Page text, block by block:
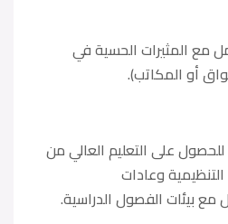
مع المثيرات الحسية في
أو المكاتب).
على التعليم العالي من
وعادات
مع بيئات الفصول الدراسية.